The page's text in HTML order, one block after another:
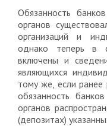
Обязанность
органов
организаций и
однако теперь в
включены и
являющихся
тому же, если ранее
обязанность
органов
(депозитах)